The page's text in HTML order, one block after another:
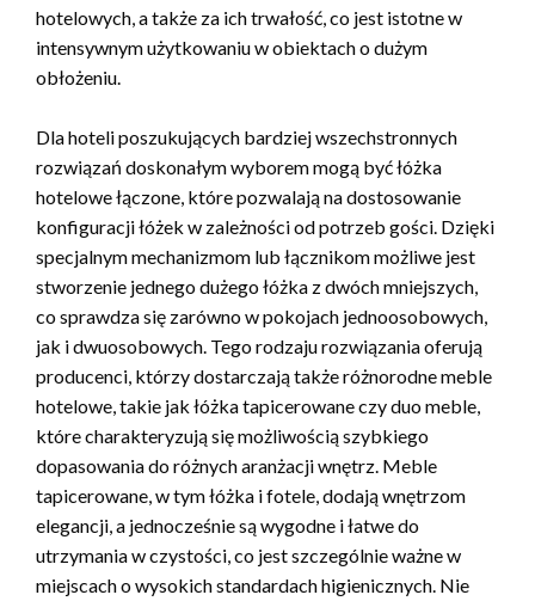
hotelowych, a także za ich trwałość, co jest istotne w
intensywnym użytkowaniu w obiektach o dużym
obłożeniu.
Dla hoteli poszukujących bardziej wszechstronnych
rozwiązań doskonałym wyborem mogą być łóżka
hotelowe łączone, które pozwalają na dostosowanie
konfiguracji łóżek w zależności od potrzeb gości. Dzięki
specjalnym mechanizmom lub łącznikom możliwe jest
stworzenie jednego dużego łóżka z dwóch mniejszych,
co sprawdza się zarówno w pokojach jednoosobowych,
jak i dwuosobowych. Tego rodzaju rozwiązania oferują
producenci, którzy dostarczają także różnorodne meble
hotelowe, takie jak łóżka tapicerowane czy duo meble,
które charakteryzują się możliwością szybkiego
dopasowania do różnych aranżacji wnętrz. Meble
tapicerowane, w tym łóżka i fotele, dodają wnętrzom
elegancji, a jednocześnie są wygodne i łatwe do
utrzymania w czystości, co jest szczególnie ważne w
miejscach o wysokich standardach higienicznych. Nie